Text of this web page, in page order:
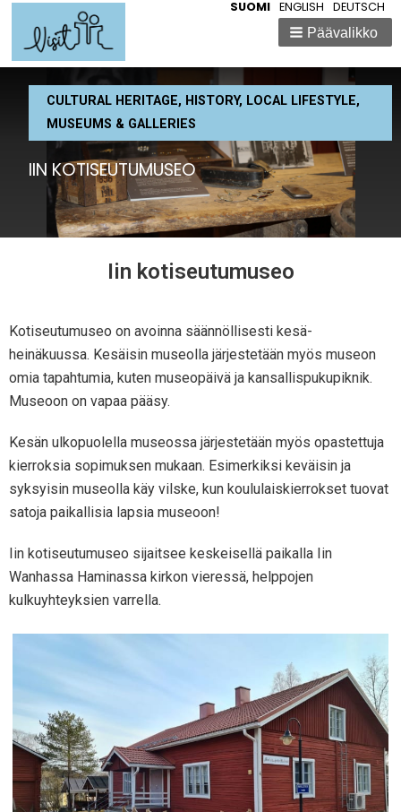
Päävalikko
ENGLISH
SUOMI DEUTSCH
CULTURAL HERITAGE, HISTORY, LOCAL LIFESTYLE,
MUSEUMS & GALLERIES
IIN KOTISEUTUMUSEO
Iin kotiseutumuseo
Kotiseutumuseo on avoinna säännöllisesti kesä-
heinäkuussa. Kesäisin museolla järjestetään myös museon
omia tapahtumia, kuten museopäivä ja kansallispukupiknik.
Museoon on vapaa pääsy.
Kesän ulkopuolella museossa järjestetään myös opastettuja
kierroksia sopimuksen mukaan. Esimerkiksi keväisin ja
syksyisin museolla käy vilske, kun koululaiskierrokset tuovat
satoja paikallisia lapsia museoon!
Iin kotiseutumuseo sijaitsee keskeisellä paikalla Iin
Wanhassa Haminassa kirkon vieressä, helppojen
kulkuyhteyksien varrella.